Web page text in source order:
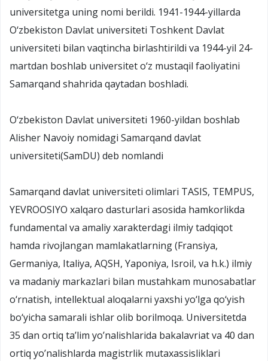
universitetga uning nomi berildi. 1941-1944-yillarda
O‘zbekiston Davlat universiteti Toshkent Davlat
universiteti bilan vaqtincha birlashtirildi va 1944-yil 24-
martdan boshlab universitet o‘z mustaqil faoliyatini
Samarqand shahrida qaytadan boshladi.
O‘zbekiston Davlat universiteti 1960-yildan boshlab
Alisher Navoiy nomidagi Samarqand davlat
universiteti(SamDU) deb nomlandi
Samarqand davlat universiteti olimlari TASIS, TEMPUS,
YEVROOSIYO xalqaro dasturlari asosida hamkorlikda
fundamental va amaliy xarakterdagi ilmiy tadqiqot
hamda rivojlangan mamlakatlarning (Fransiya,
Germaniya, Italiya, AQSH, Yaponiya, Isroil, va h.k.) ilmiy
va madaniy markazlari bilan mustahkam munosabatlar
o‘rnatish, intellektual aloqalarni yaxshi yo‘lga qo‘yish
bo‘yicha samarali ishlar olib borilmoqa. Universitetda
35 dan ortiq ta’lim yo’nalishlarida bakalavriat va 40 dan
ortiq yo’nalishlarda magistrlik mutaxassisliklari